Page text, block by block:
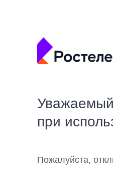
Уважаемый
при
Пожалуйста,